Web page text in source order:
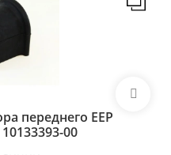
переднего EEP
00